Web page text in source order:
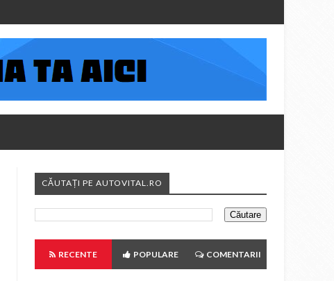
CĂUTAȚI PE AUTOVITAL.RO
RECENTE POPULARE COMENTARII